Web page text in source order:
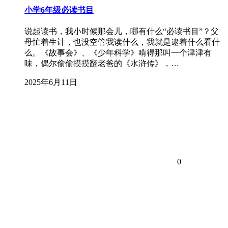
小学6年级必读书目
说起读书，我小时候那会儿，哪有什么“必读书目”？父
母忙着生计，也没空管我读什么，我就是逮着什么看什
么。《故事会》、《少年科学》啃得那叫一个津津有
味，偶尔偷偷摸摸翻老爸的《水浒传》，…
2025年6月11日
0